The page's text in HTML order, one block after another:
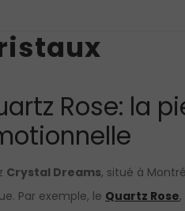
Rose: la
Crystal Dreams, situé à
Par exemple, le Quartz Rose